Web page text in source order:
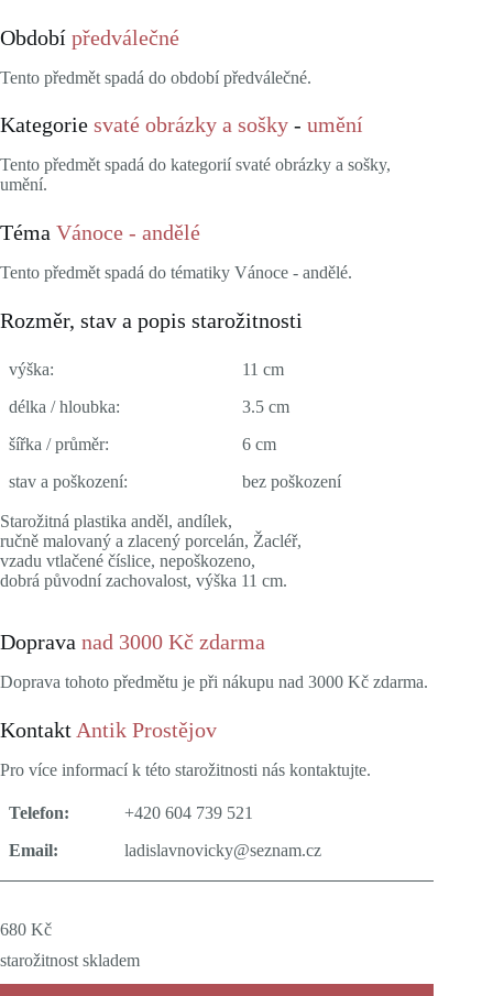
Období předválečné
Tento předmět spadá do období předválečné.
Kategorie svaté obrázky a sošky - umění
Tento předmět spadá do kategorií svaté obrázky a sošky,
umění.
Téma Vánoce - andělé
Tento předmět spadá do tématiky Vánoce - andělé.
Rozměr, stav a popis starožitnosti
výška:
11 cm
délka / hloubka:
3.5 cm
šířka / průměr:
6 cm
stav a poškození:
bez poškození
Starožitná plastika anděl, andílek,
ručně malovaný a zlacený porcelán, Žacléř,
vzadu vtlačené číslice, nepoškozeno,
dobrá původní zachovalost, výška 11 cm.
Doprava nad 3000 Kč zdarma
Doprava tohoto předmětu je při nákupu nad 3000 Kč zdarma.
Kontakt Antik Prostějov
Pro více informací k této starožitnosti nás kontaktujte.
Telefon:
+420 604 739 521
Email:
ladislavnovicky@seznam.cz
680 Kč
starožitnost skladem